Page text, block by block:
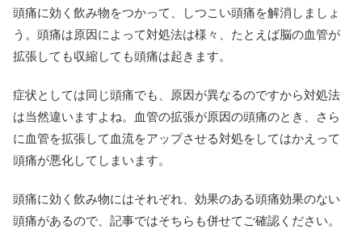
頭痛に効く飲み物をつかって、しつこい頭痛を解消しましょ
う。頭痛は原因によって対処法は様々、たとえば脳の血管が
拡張しても収縮しても頭痛は起きます。
症状としては同じ頭痛でも、原因が異なるのですから対処法
は当然違いますよね。血管の拡張が原因の頭痛のとき、さら
に血管を拡張して血流をアップさせる対処をしてはかえって
頭痛が悪化してしまいます。
頭痛に効く飲み物にはそれぞれ、効果のある頭痛効果のない
頭痛があるので、記事ではそちらも併せてご確認ください。